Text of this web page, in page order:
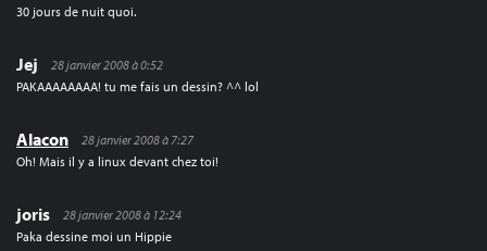
30 jours de nuit quoi.
Jej
28 janvier 2008 à 0:52
PAKAAAAAAAA! tu me fais un dessin? ^^ lol
Alacon
28 janvier 2008 à 7:27
Oh! Mais il y a linux devant chez toi!
joris
28 janvier 2008 à 12:24
Paka dessine moi un Hippie